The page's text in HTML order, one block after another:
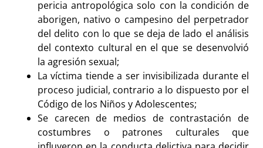
pericia antropológica solo con la condición de
aborigen, nativo o campesino del perpetrador
del delito con lo que se deja de lado el análisis
del contexto cultural en el que se desenvolvió
la agresión sexual;
La víctima tiende a ser invisibilizada durante el
proceso judicial, contrario a lo dispuesto por el
Código de los Niños y Adolescentes;
Se carecen de medios de contrastación de
costumbres o patrones culturales que